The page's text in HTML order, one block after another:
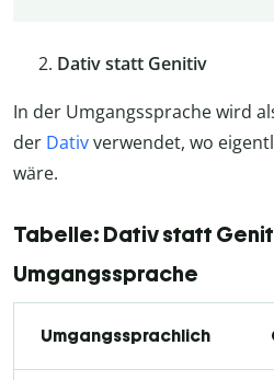
Dativ statt Genitiv
In der Umgangssprache wird
der Dativverwendet, wo
wäre.
Tabelle: Dativ statt
Umgangssprache
Umgangssprachlich